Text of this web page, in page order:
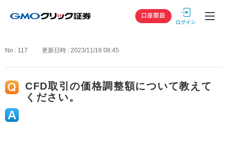
GMOクリック
口座開設
No : 117 更新日時 : 2023/11/16 08:45
CFD取引の価格調整額について教えて
ください。